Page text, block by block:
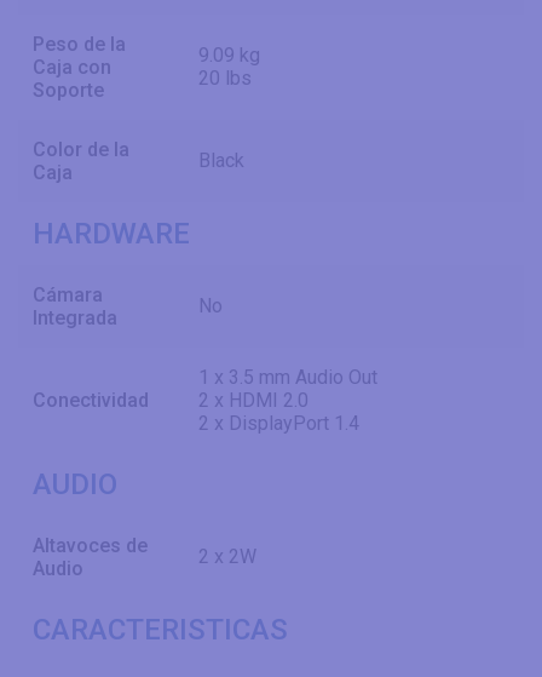
Peso de la
Caja con
Soporte
9.09 kg
20 lbs
Color de la
Caja
Black
HARDWARE
Cámara
Integrada
No
Conectividad
1 x 3.5 mm Audio Out
2 x HDMI 2.0
2 x DisplayPort 1.4
AUDIO
Altavoces de
Audio
2 x 2W
CARACTERISTICAS